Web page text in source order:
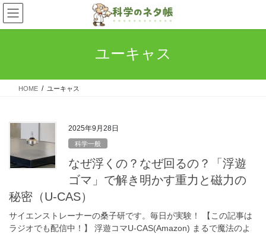
コ
ン
テ
ス
ナ
ビ
ゲ
ン
ユーキャス
HOME ユーキャス
2025年9月28日
科学一般
なぜ浮くの？なぜ回るの？「浮遊
ゴマ」で解き明かす重力と磁力の
秘密（U-CAS）
サイエンストレーナーの桑子研です。毎日が実験！ 【この記事は
ラジオでも配信中！】 浮遊コマU-CAS(Amazon) まるで魔法のよ